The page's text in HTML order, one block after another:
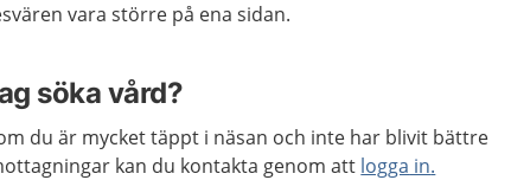
vara större på ena sidan.
söka vård?
du är mycket täppt i näsan och inte har blivit bättre
kan du kontakta genom att logga in.